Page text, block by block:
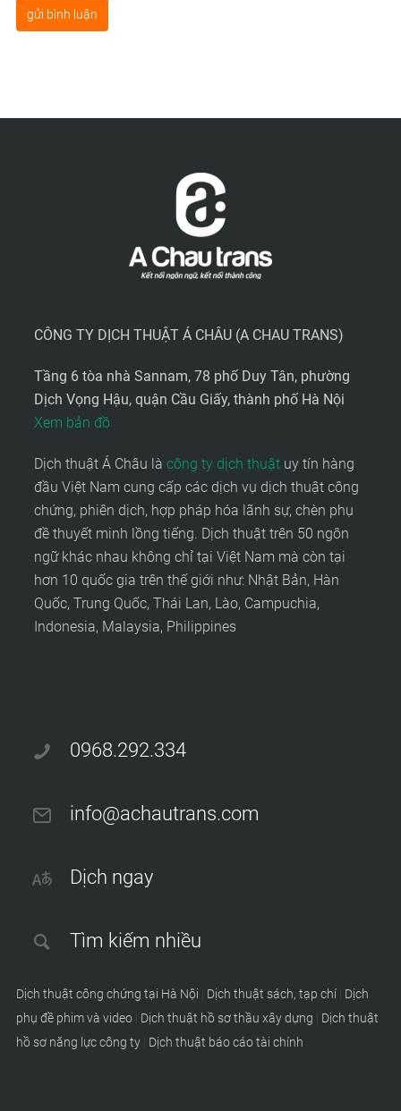
CÔNG TY DỊCH THUẬT Á CHÂU (A CHAU TRANS)
Tầng 6 tòa nhà Sannam, 78 phố Duy Tân, phường
Dịch Vọng Hậu, quận Cầu Giấy, thành phố Hà Nội
Xem bản đồ
Dịch thuật Á Châu là công ty dịch thuậtuy tín hàng
đầu Việt Nam cung cấp các dịch vụ dịch thuật công
chứng, phiên dịch, hợp pháp hóa lãnh sự, chèn phụ
đề thuyết minh lồng tiếng. Dịch thuật trên 50 ngôn
ngữ khác nhau không chỉ tại Việt Nam mà còn tại
hơn 10 quốc gia trên thế giới như: Nhật Bản, Hàn
Quốc, Trung Quốc, Thái Lan, Lào, Campuchia,
Indonesia, Malaysia, Philippines
0968.292.334
info@achautrans.com
Dịch ngay
Tìm kiếm nhiều
Dịch thuật công chứng tại Hà Nội Dịch thuật sách, tạp chí| Dịch
phụ đề phim và video| Dịch thuật hồ sơ thầu xây dựng
Dịch thuật
hồ sơ năng lực công ty| Dịch thuật báo cáo tài chính